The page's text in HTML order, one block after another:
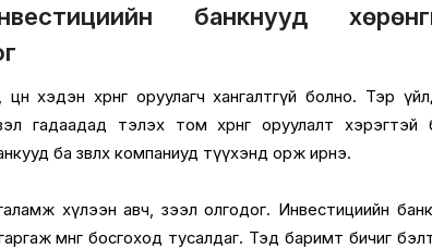
банкнууд
хэдэн хөрөнгө оруулагч хангалтгүй болно. Тэр
гадаадад тэлэх том хөрөнгө оруулалт хэрэгтэй
ба зөвлөх компаниуд түүхэнд орж ирнэ.
хүлээн авч, зээл олгодог. Инвестициийн
мөнгө босгоход тусалдаг. Тэд баримт бичиг